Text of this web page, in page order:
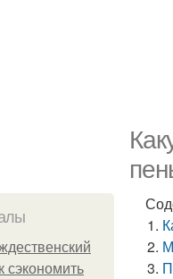
сэкономить